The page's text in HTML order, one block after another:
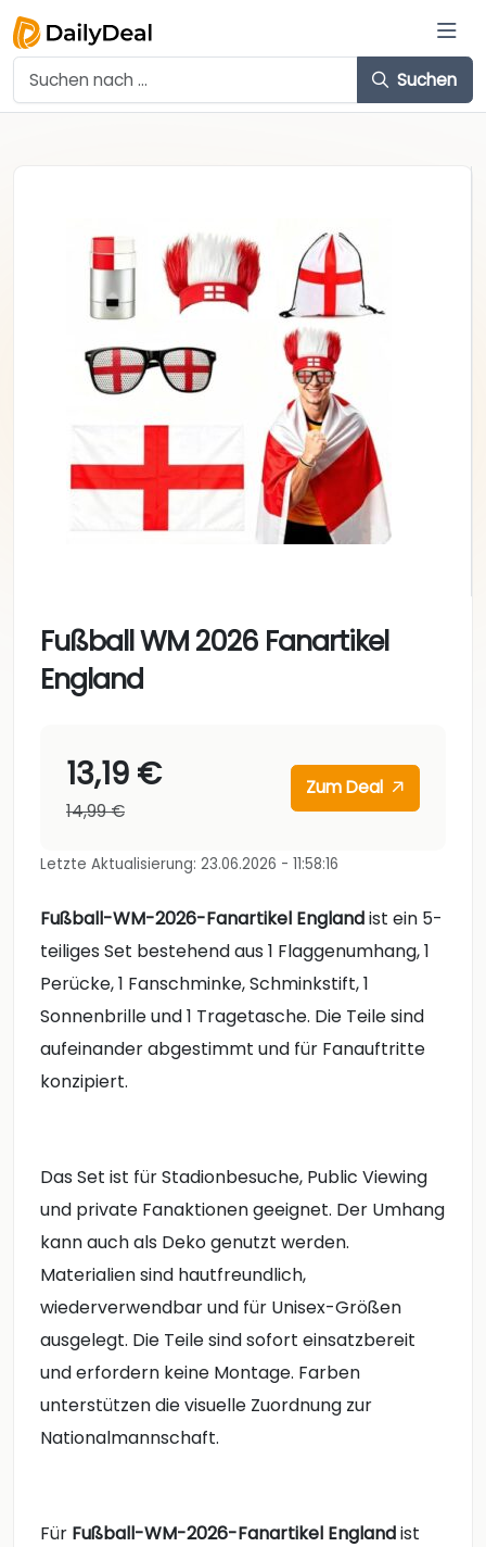
Suchen
Fußball WM 2026 Fanartikel
England
13,19 €
14,99 €
Zum Deal
Letzte Aktualisierung: 23.06.2026 - 11:58:16
Fußball-WM-2026-Fanartikel Englandist ein 5-
teiliges Set bestehend aus 1 Flaggenumhang, 1
Perücke, 1 Fanschminke, Schminkstift, 1
Sonnenbrille und 1 Tragetasche. Die Teile sind
aufeinander abgestimmt und für Fanauftritte
konzipiert.
Das Set ist für Stadionbesuche, Public Viewing
und private Fanaktionen geeignet. Der Umhang
kann auch als Deko genutzt werden.
Materialien sind hautfreundlich,
wiederverwendbar und für Unisex-Größen
ausgelegt. Die Teile sind sofort einsatzbereit
und erfordern keine Montage. Farben
unterstützen die visuelle Zuordnung zur
Nationalmannschaft.
Für Fußball-WM-2026-Fanartikel Englandist